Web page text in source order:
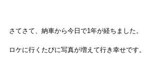
さてさて、納車から今日で1年が経ちました。
ロケに行くたびに写真が増えて行き幸せです。